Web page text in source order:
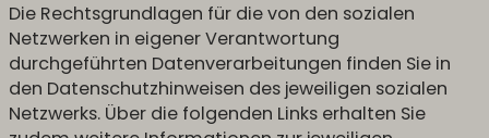
Die Rechtsgrundlagen für die von den sozialen
Netzwerken in eigener Verantwortung
durchgeführten Datenverarbeitungen finden Sie in
den Datenschutzhinweisen des jeweiligen sozialen
Netzwerks. Über die folgenden Links erhalten Sie